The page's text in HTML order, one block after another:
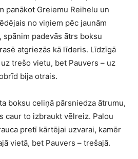
panākot Greiemu Reihelu un
no viņiem pēc jaunām
spānim padevās ātrs boksu
atgriezās kā līderis. Līdzīgā
trešo vietu, bet Pauvers – uz
bija otrais.
boksu celiņā pārsniedza ātrumu,
caur to izbraukt vēlreiz. Palou
pretī kārtējai uzvarai, kamēr
vietā, bet Pauvers – trešajā.